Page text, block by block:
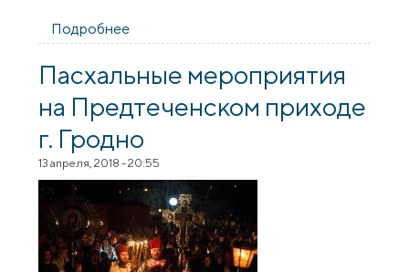
Подробнее
электротехнического колледжа города
Пасхальные мероприятия
на Предтеченском приходе
г. Гродно
13 апреля, 2018 - 20:55